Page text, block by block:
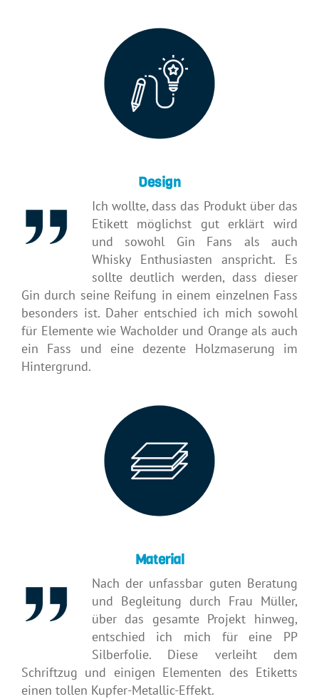
Design
Ich wollte, dass das Produkt über das
Etikett möglichst gut erklärt wird
und sowohl Gin Fans als auch
Whisky Enthusiasten anspricht. Es
sollte deutlich werden, dass dieser
Gin durch seine Reifung in einem einzelnen Fass
besonders ist. Daher entschied ich mich sowohl
für Elemente wie Wacholder und Orange als auch
ein Fass und eine dezente Holzmaserung im
Hintergrund.
Material
Nach der unfassbar guten Beratung
und Begleitung durch Frau Müller,
über das gesamte Projekt hinweg,
entschied ich mich für eine PP
Silberfolie. Diese verleiht dem
Schriftzug und einigen Elementen des Etiketts
einen tollen Kupfer-Metallic-Effekt.